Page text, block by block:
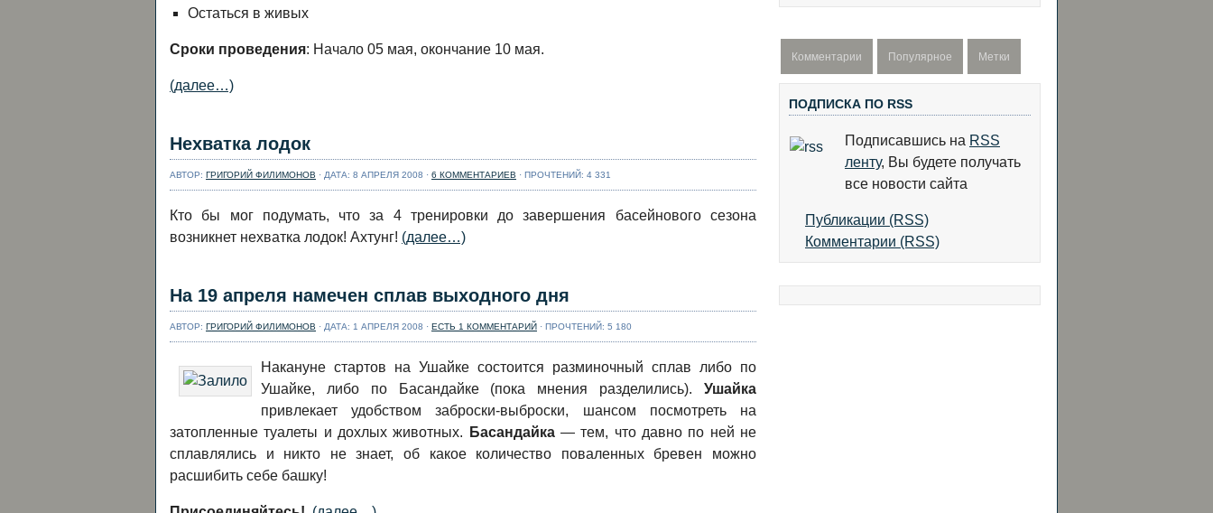
пост. Постараюсь
просто до идеального.
Никаких ...Далее...
задумываться о
запасном весле, когда
или теряет весло.
Предположим, что
сейчас это случилось с
ты, ...Далее...
Остаться в живых
Сроки проведения: Начало 05 мая, окончание 10 мая.
(далее…)
Нехватка лодок
АВТОР: ГРИГОРИЙ ФИЛИМОНОВ · ДАТА: 8 АПРЕЛЯ 2008 · 6 КОММЕНТАРИЕВ · ПРОЧТЕНИЙ: 4 331
Кто бы мог подумать, что за 4 тренировки до завершения басейнового сезона
возникнет нехватка лодок! Ахтунг! (далее…)
На 19 апреля намечен сплав выходного дня
АВТОР: ГРИГОРИЙ ФИЛИМОНОВ · ДАТА: 1 АПРЕЛЯ 2008 · ЕСТЬ 1 КОММЕНТАРИЙ · ПРОЧТЕНИЙ: 5 180
Накануне стартов на Ушайке состоится разминочный сплав либо по
Ушайке, либо по Басандайке (пока мнения разделились). Ушайка
привлекает удобством заброски-выброски, шансом посмотреть на
затопленные туалеты и дохлых животных.
Басандайка— тем, что давно по ней не
сплавлялись и никто не знает, об какое количество поваленных бревен можно
расшибить себе башку!
Комментарии Популярное Метки
ПОДПИСКА ПО RSS
Подписавшись на RSS
ленту, Вы будете получать
все новости сайта
Публикации (RSS)
Комментарии (RSS)